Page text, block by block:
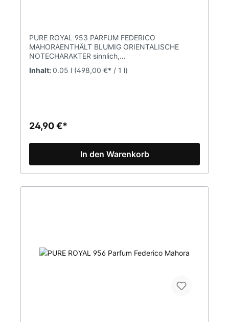
PURE ROYAL 953 PARFUM FEDERICO
MAHORAENTHÄLT BLUMIG ORIENTALISCHE
NOTECHARAKTER sinnlich,
kompromisslosDUFTNOTENKOPFNOTE Litschi,
Grapefruit, rote JohannisbeereHERZNOTE Rose,
von FM (Federico Mahora).
Inhalt: 0.05 l (498,00 €* / 1 l)
24,90 €*
In den Warenkorb